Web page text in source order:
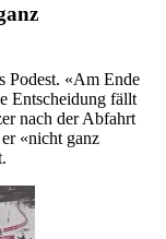
Podest. «Am Ende
Entscheidung fällt
nach der Abfahrt
«nicht ganz